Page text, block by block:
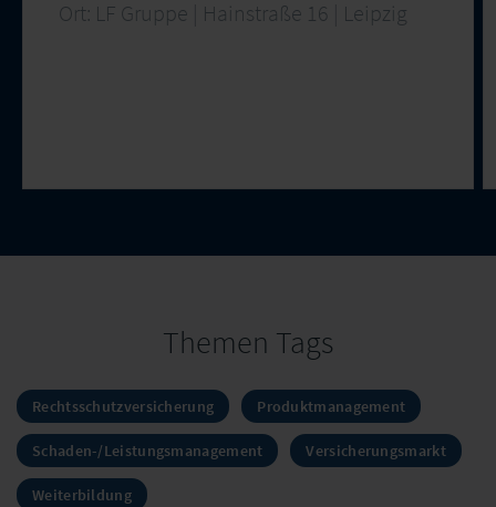
Ort: LF Gruppe | Hainstraße 16 | Leipzig
Themen Tags
Rechtsschutzversicherung Produktmanagement
Schaden-/Leistungsmanagement Versicherungsmarkt
Weiterbildung